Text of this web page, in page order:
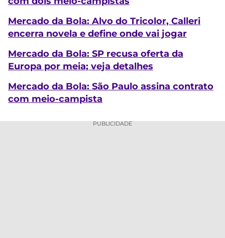
Mercado da Bola: Alvo do Tricolor, Calleri
encerra novela e define onde vai jogar
Mercado da Bola: SP recusa oferta da
Europa por meia; veja detalhes
Mercado da Bola: São Paulo assina contrato
com meio-campista
PUBLICIDADE